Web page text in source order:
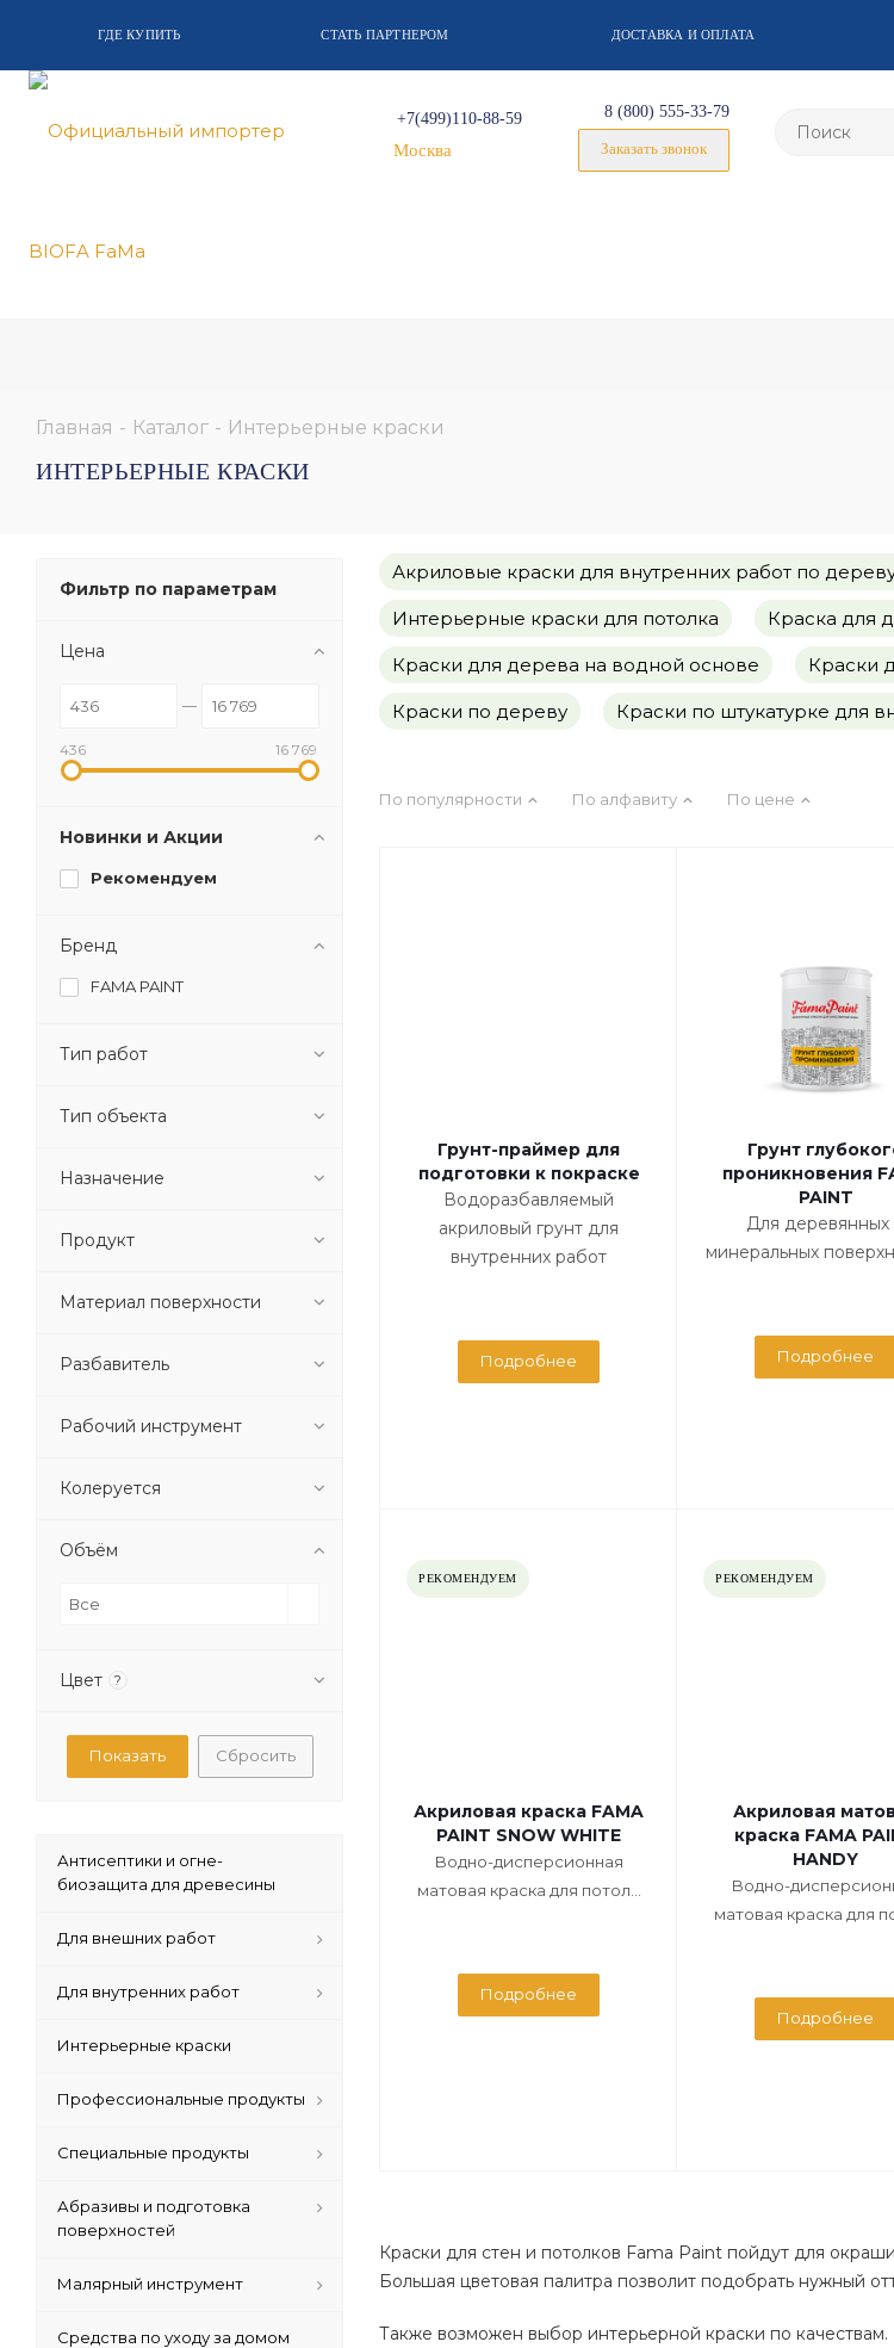
ГДЕ КУПИТЬ СТАТЬ ПАРТНЕРОМ ДОСТАВКА И ОПЛАТА
+7(499)110-88-59
Москва
8 (800) 555-33-79
Заказать звонок
Главная - Каталог - Интерьерные краски
ИНТЕРЬЕРНЫЕ КРАСКИ
Акриловые краски для внутренних работ по
Интерьерные краски для потолка Краска для
Краски для дерева на водной основе Краски
Краски по дереву Краски по штукатурке для
По популярности По алфавиту По цене
Грунт-праймер для
подготовки к покраске
Водоразбавляемый
акриловый грунт для
внутренних работ
Подробнее
Грунт
проникновения
PAINT
Для деревянных
минеральных
Подробнее
РЕКОМЕНДУЕМ
Акриловая краска FAMA
PAINT SNOW WHITE
Водно-дисперсионная
матовая краска для потол...
Подробнее
РЕКОМЕНДУЕМ
Акриловая
краска FAMA
HANDY
Водно-
матовая краска для
Подробнее
Краски для стен и потолков Fama Paint пойдут для
Большая цветовая палитра позволит подобрать нужный
Также возможен выбор интерьерной краски по
Фильтр по параметрам
Цена
436 16 769
Новинки и Акции
Рекомендуем
Бренд
FAMA PAINT
Тип работ
Тип объекта
Назначение
Продукт
Материал поверхности
Разбавитель
Рабочий инструмент
Колеруется
Объём
Все
Цвет ?
Сбросить
Антисептики и огне-
биозащита для древесины
Для внешних работ
Для внутренних работ
Интерьерные краски
Профессиональные продукты
Специальные продукты
Абразивы и подготовка
поверхностей
Малярный инструмент
Средства по уходу за домом